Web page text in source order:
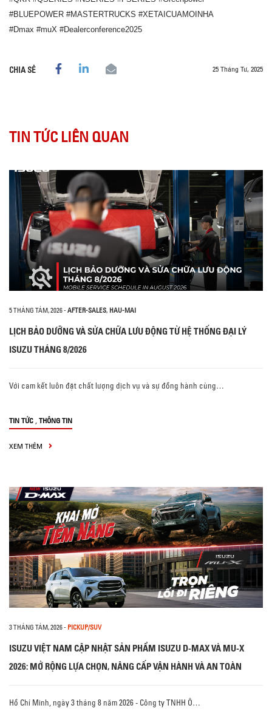
#BLUEPOWER #MASTERTRUCKS #XETAICUAMOINHA
#Dmax #muX #Dealerconference2025
CHIA SẺ 25 Tháng Tư, 2025
TIN TỨC LIÊN QUAN
5 THÁNG TÁM, 2026- AFTER-SALES, HAU-MAI
LỊCH BẢO DƯỠNG VÀ SỬA CHỮA LƯU ĐỘNG TỪ HỆ THỐNG ĐẠI LÝ
ISUZU THÁNG 8/2026
Với cam kết luôn đặt chất lượng dịch vụ và sự đồng hành cùng…
TIN TỨC , THÔNG TIN
XEM THÊM
3 THÁNG TÁM, 2026- PICKUP/SUV
ISUZU VIỆT NAM CẬP NHẬT SẢN PHẨM ISUZU D-MAX VÀ MU-X
2026: MỞ RỘNG LỰA CHỌN, NÂNG CẤP VẬN HÀNH VÀ AN TOÀN
Hồ Chí Minh, ngày 3 tháng 8 năm 2026 - Công ty TNHH Ô…